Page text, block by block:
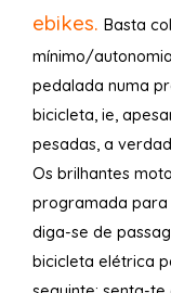
ebikes. Basta
mínimo/
pedalada numa
bicicleta, ie,
pesadas, a
Os brilhantes
programada para
diga-se de
bicicleta elétrica